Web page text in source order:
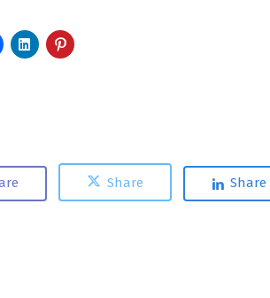
Share Share